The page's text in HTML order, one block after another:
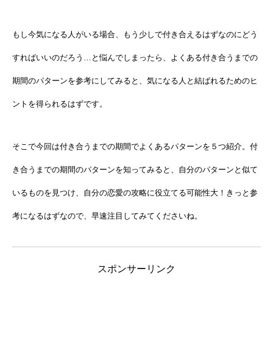
もし今気になる人がいる場合、もう少しで付き合えるはずなのにどう
すればいいのだろう…と悩んでしまったら、よくある付き合うまでの
期間のパターンを参考にしてみると、気になる人と結ばれるためのヒ
ントを得られるはずです。
そこで今回は付き合うまでの期間でよくあるパターンを５つ紹介。付
き合うまでの期間のパターンを知ってみると、自分のパターンと似て
いるものを見つけ、自分の恋愛の攻略に役立てる可能性大！きっと参
考になるはずなので、早速注目してみてくださいね。
スポンサーリンク